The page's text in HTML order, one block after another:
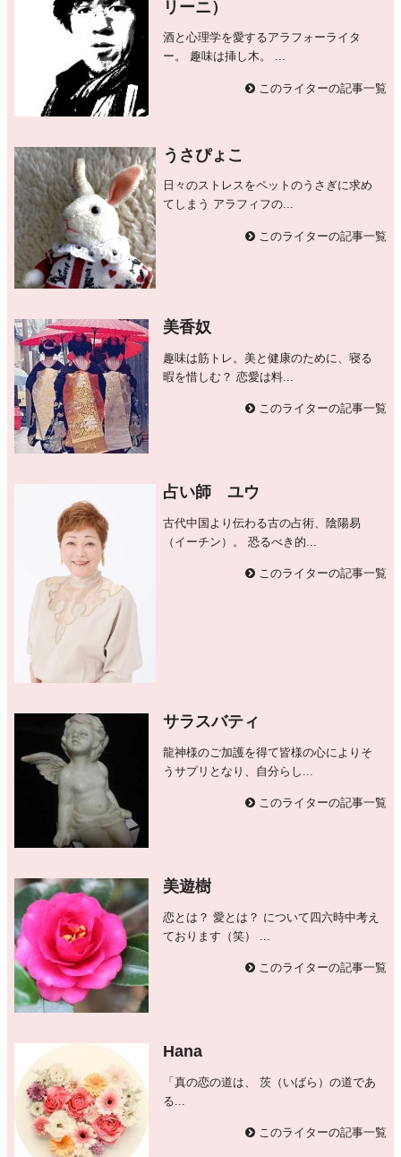
リーニ）
酒と心理学を愛するアラフォーライタ
ー。 趣味は挿し木。 ...
このライターの記事一覧
うさぴょこ
日々のストレスをペットのうさぎに求め
てしまう アラフィフの...
このライターの記事一覧
美香奴
趣味は筋トレ。美と健康のために、寝る
暇を惜しむ？ 恋愛は料...
このライターの記事一覧
占い師 ユウ
古代中国より伝わる古の占術、陰陽易
（イーチン）。 恐るべき的...
このライターの記事一覧
サラスバティ
龍神様のご加護を得て皆様の心によりそ
うサプリとなり、自分らし...
このライターの記事一覧
美遊樹
恋とは？ 愛とは？ について四六時中考え
ております（笑） ...
このライターの記事一覧
Hana
「真の恋の道は、 茨（いばら）の道であ
る...
このライターの記事一覧